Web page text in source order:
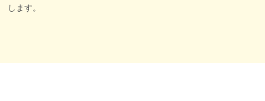
します。